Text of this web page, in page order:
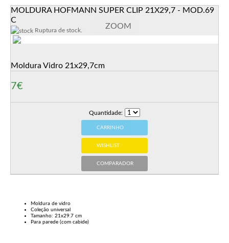
MOLDURA HOFMANN SUPER CLIP 21X29,7 - MOD.69
C
Ruptura de stock. ZOOM
Moldura Vidro 21x29,7cm
7€
Quantidade:
CARRINHO
WISHLIST
COMPARADOR
Moldura de vidro
Coleção universal
Tamanho: 21x29.7 cm
Para parede (com cabide)